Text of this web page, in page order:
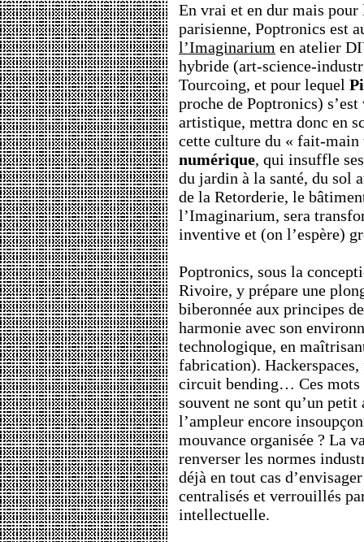
En vrai et en dur mais
parisienne, Poptronics est
l’Imaginarium en atelier
hybride (art-science-
Tourcoing, et pour lequel
proche de Poptronics)
artistique, mettra donc en
cette culture du « fait-
numérique, qui insuffle
du jardin à la santé, du sol
de la Retorderie, le
l’Imaginarium, sera
inventive et (on l’espère)
Poptronics, sous la
Rivoire, y prépare une
biberonnée aux principes
harmonie avec son
technologique, en
fabrication).
circuit bending… Ces mots
souvent ne sont qu’un petit
l’ampleur encore
mouvance organisée ? La
renverser les normes
déjà en tout cas
centralisés et verrouillés
intellectuelle.